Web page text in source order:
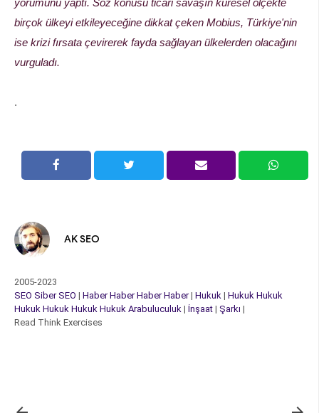
birçok ülkeyi etkileyeceğine dikkat çeken Mobius, Türkiye'nin
ise krizi fırsata çevirerek fayda sağlayan ülkelerden olacağını
vurguladı.
.
AK SEO
2005-2023
SEO Siber SEO | Haber Haber Haber Haber| Hukuk | Hukuk Hukuk
Hukuk Hukuk Hukuk Hukuk Arabuluculuk | İnşaat | Şarkı |
Read Think Exercises